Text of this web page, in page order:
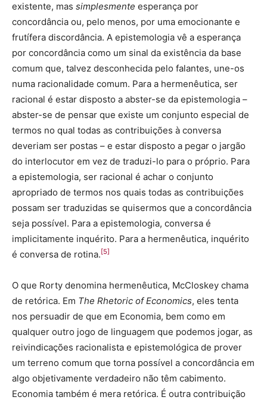
existente, mas simplesmente esperança por
concordância ou, pelo menos, por uma emocionante e
frutífera discordância. A epistemologia vê a esperança
por concordância como um sinal da existência da base
comum que, talvez desconhecida pelo falantes, une-os
numa racionalidade comum. Para a hermenêutica, ser
racional é estar disposto a abster-se da epistemologia –
abster-se de pensar que existe um conjunto especial de
termos no qual todas as contribuições à conversa
deveriam ser postas – e estar disposto a pegar o jargão
do interlocutor em vez de traduzi-lo para o próprio. Para
a epistemologia, ser racional é achar o conjunto
apropriado de termos nos quais todas as contribuições
possam ser traduzidas se quisermos que a concordância
seja possível. Para a epistemologia, conversa é
implicitamente inquérito. Para a hermenêutica, inquérito
é conversa de rotina. [5]
O que Rorty denomina hermenêutica, McCloskey chama
de retórica. Em The Rhetoric of Economics, eles tenta
nos persuadir de que em Economia, bem como em
qualquer outro jogo de linguagem que podemos jogar, as
reivindicações racionalista e epistemológica de prover
um terreno comum que torna possível a concordância em
algo objetivamente verdadeiro não têm cabimento.
Economia também é mera retórica. É outra contribuição